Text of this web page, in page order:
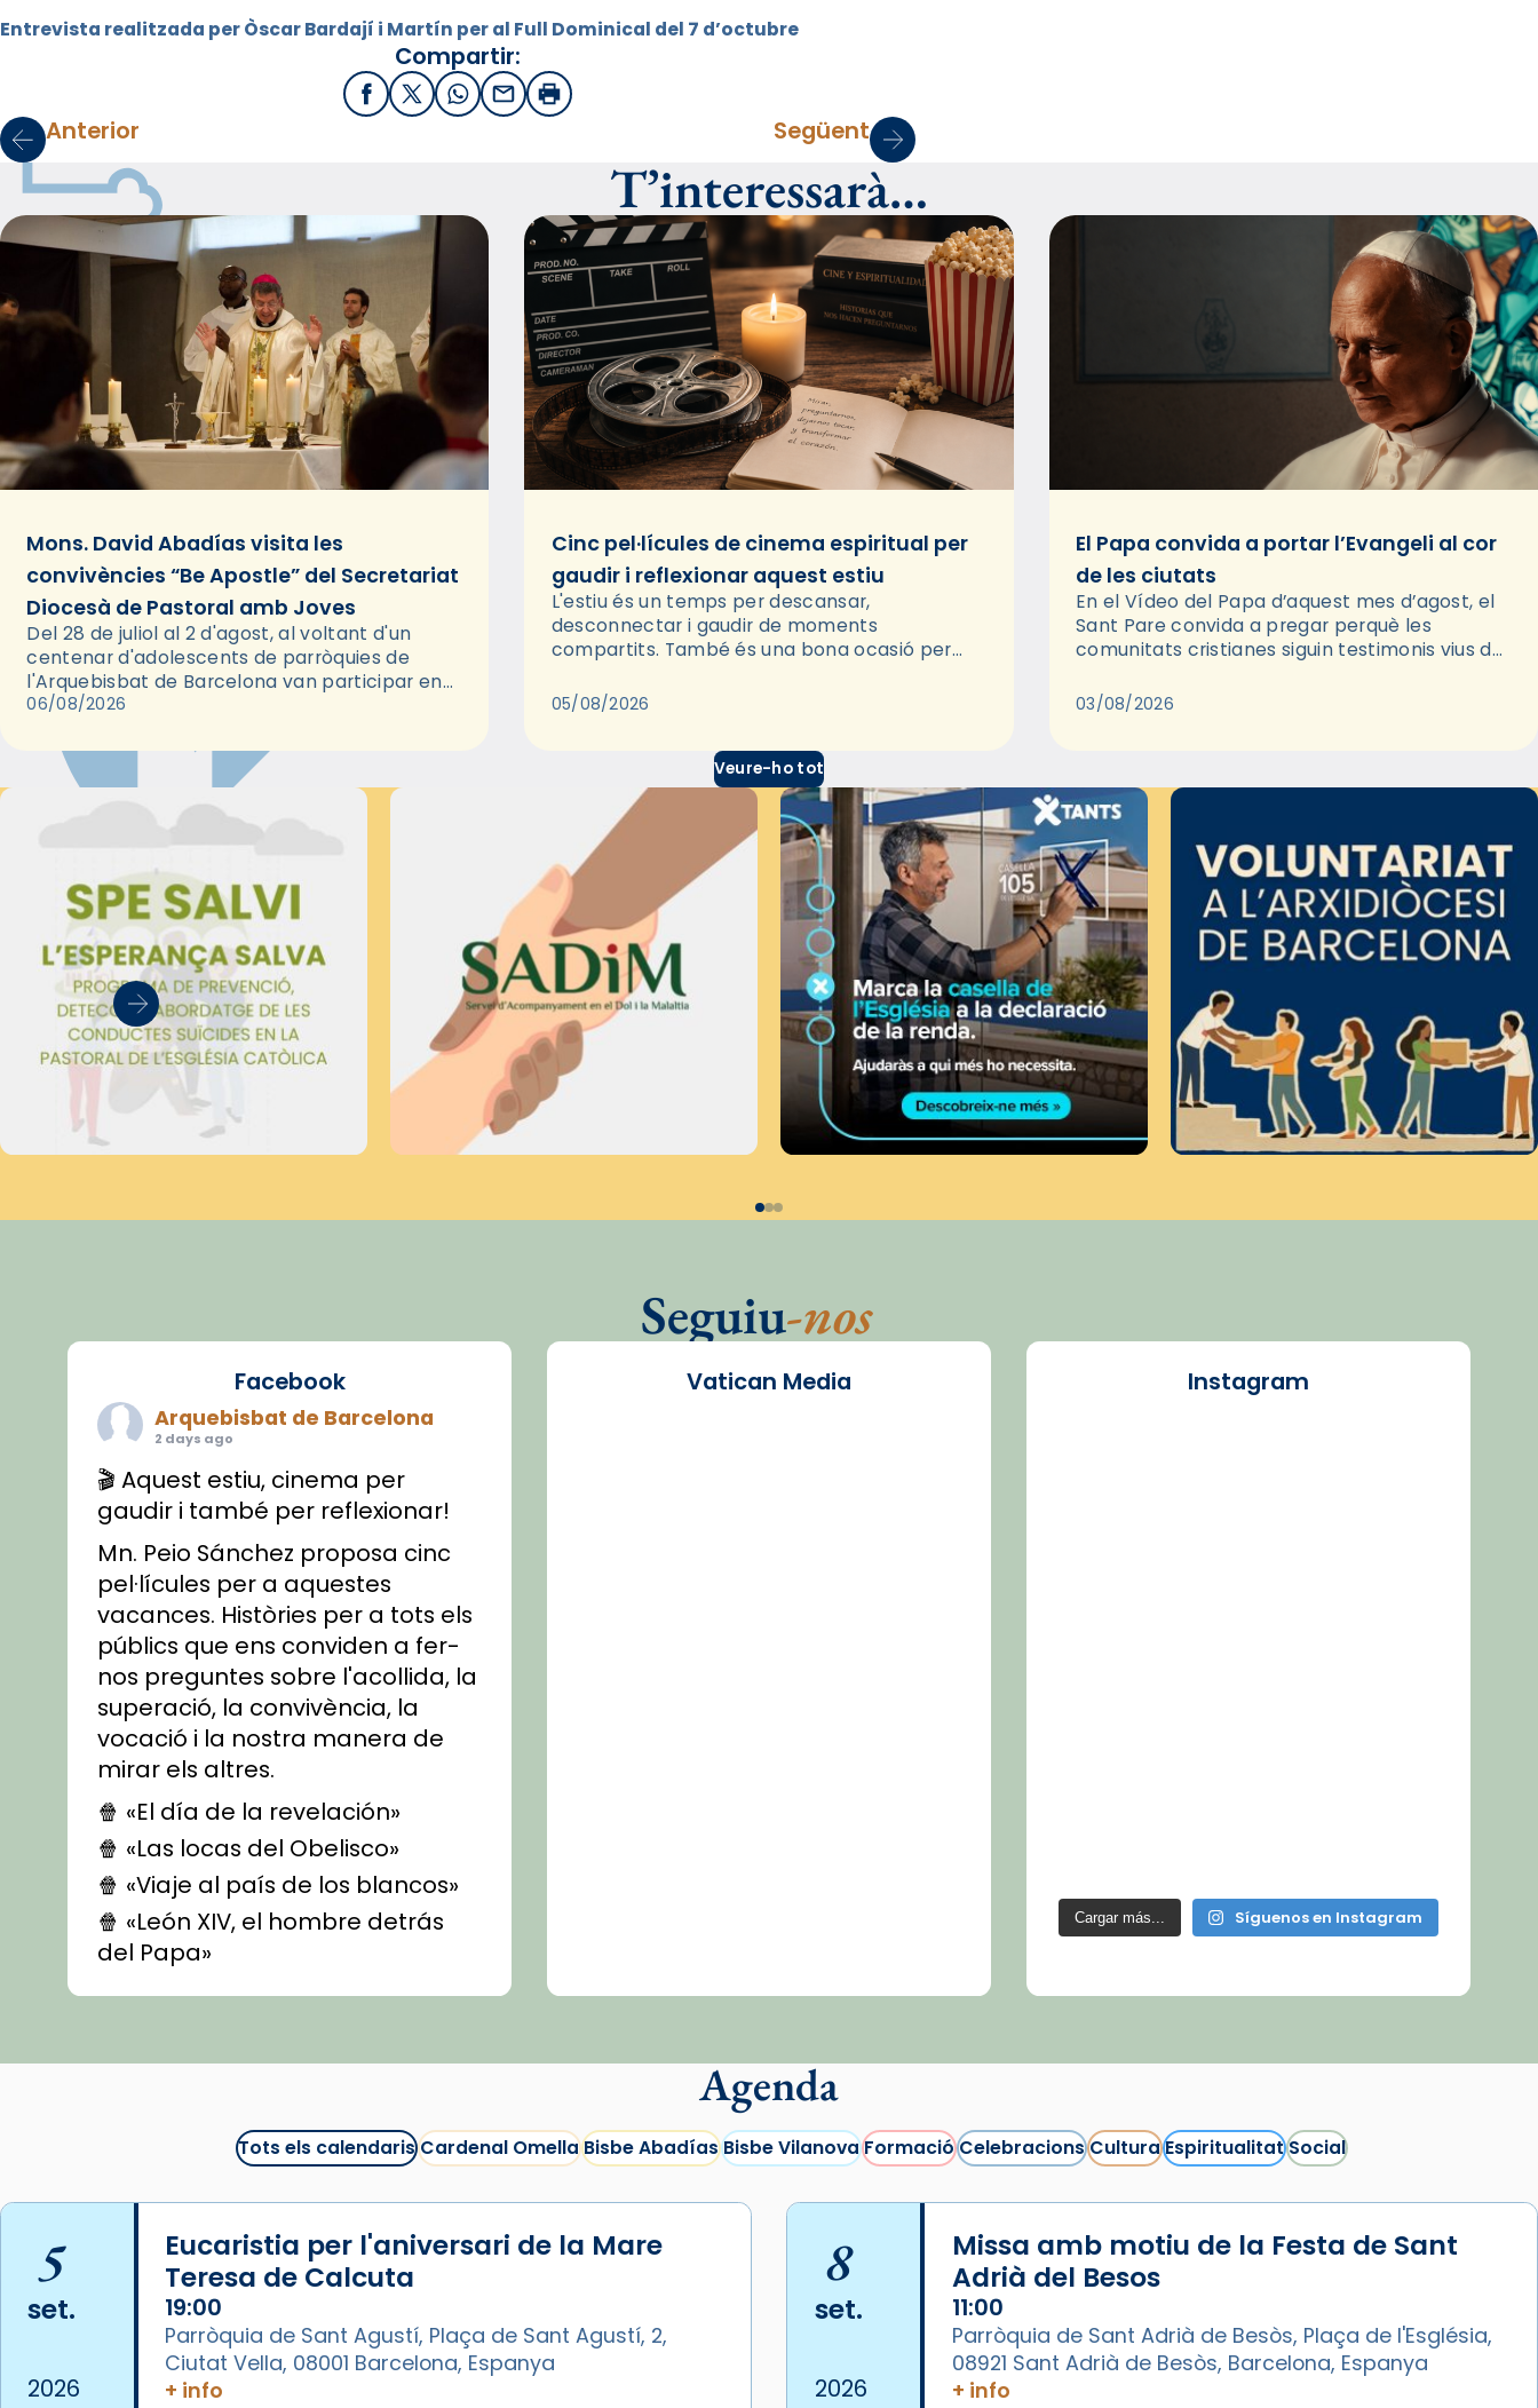
Entrevista realitzada per Òscar Bardají i Martín per al Full Dominical del 7 d’octubre
Compartir:
FacebookX / Twitter
WhatsApp
EmailImprimir
Anterior Següent
T’interessarà…
Mons. David Abadías visita les
convivències “Be Apostle” del Secretariat
Diocesà de Pastoral amb Joves
Del 28 de juliol al 2 d'agost, al voltant d'un
centenar d'adolescents de parròquies de
l'Arquebisbat de Barcelona van participar en
les convivències Be Apostle, organitzades pel
06/08/2026
Cinc pel·lícules de cinema espiritual per
gaudir i reflexionar aquest estiu
L'estiu és un temps per descansar,
desconnectar i gaudir de moments
compartits. També és una bona ocasió per
través del cinema, reflexionar sobre les…
05/08/2026
El Papa convida a portar l’Evangeli al cor
de les ciutats
En el Vídeo del Papa d’aquest mes d’agost, el
Sant Pare convida a pregar perquè les
comunitats cristianes siguin testimonis vius de
pregària, el…
03/08/2026
Veure-ho tot
Seguiu-nos
Facebook
Arquebisbat de Barcelona
2 days ago
🎬 Aquest estiu, cinema per
gaudir i també per reflexionar!
Mn. Peio Sánchez proposa cinc
pel·lícules per a aquestes
vacances. Històries per a tots els
públics que ens conviden a fer-
nos preguntes sobre l'acollida, la
superació, la convivència, la
vocació i la nostra manera de
mirar els altres.
🍿 «El día de la revelación»
🍿 «Las locas del Obelisco»
🍿 «Viaje al país de los blancos»
🍿 «León XIV, el hombre detrás
del Papa»
🍿 «Las ovejas detectives»
recomanacions i prepara una
#CinemaEspiritualitual
@cinemaspiritcat
Imatge: Generada amb IA
(OpenAI)
Video
View on Facebook
Arquebisbat de Barcelona
1 week ago
Vatican Media Instagram
Cargar más... Síguenos en Instagram
Agenda
Tots els calendarisCardenal OmellaBisbe AbadíasBisbe VilanovaFormacióCelebracionsCulturaEspiritualitatSocial
5
set.
2026
Eucaristia per l'aniversari de la Mare
Teresa de Calcuta
19:00
Parròquia de Sant Agustí, Plaça de Sant Agustí, 2,
Ciutat Vella, 08001 Barcelona, Espanya
+ info
8
set.
2026
Missa amb motiu de la Festa de Sant
Adrià del Besos
11:00
Parròquia de Sant Adrià de Besòs, Plaça de l'Església,
08921 Sant Adrià de Besòs, Barcelona, Espanya
+ info